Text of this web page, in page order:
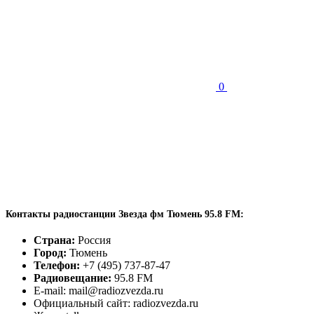
0
Контакты радиостанции Звезда фм Тюмень 95.8 FM:
Страна: Россия
Город: Тюмень
Телефон: +7 (495) 737-87-47
Радиовещание: 95.8 FM
E-mail: mail@radiozvezda.ru
Официальный сайт: radiozvezda.ru